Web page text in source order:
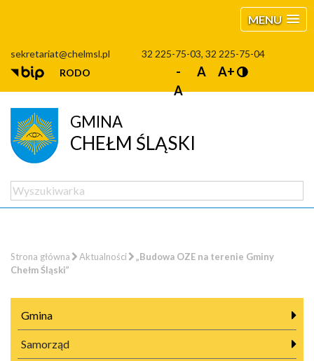
MENU
sekretariat@chelmsl.pl
32 225-75-03, 32 225-75-04
RODO
-
A
A A+
GMINA
CHEŁM ŚLĄSKI
Strona główna Aktualności
„Budowa OZE na terenie Gminy
Chełm Śląski”
Gmina
Samorząd